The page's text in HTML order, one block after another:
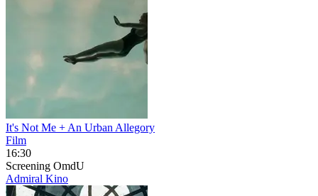
It's Not Me + An Urban Allegory
Film
16:30
Screening OmdU
Admiral Kino